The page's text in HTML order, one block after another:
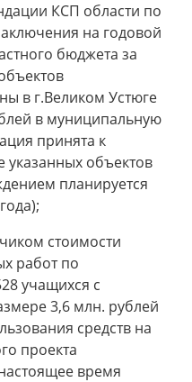
КСП области по
на годовой
бюджета за
в г.Великом Устюге
в муниципальную
принята к
указанных объектов
планируется
стоимости
работ по
учащихся с
3,6 млн. рублей
средств на
проекта
время